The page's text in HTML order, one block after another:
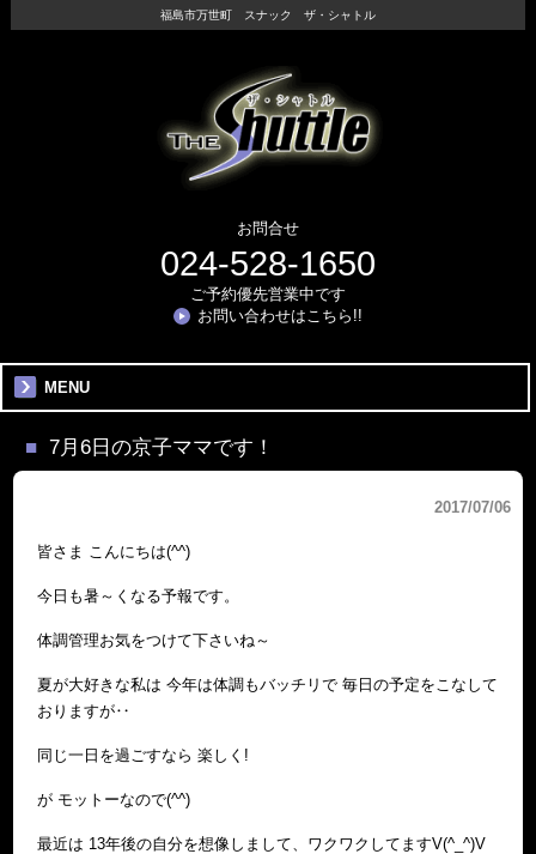
福島市万世町 スナック ザ・シャトル
お問合せ
024-528-1650
ご予約優先営業中です
お問い合わせはこちら!!
MENU
7月6日の京子ママです！
2017/07/06
皆さま こんにちは(^^)
今日も暑～くなる予報です。
体調管理お気をつけて下さいね～
夏が大好きな私は 今年は体調もバッチリで 毎日の予定をこなして
おりますが‥
同じ一日を過ごすなら 楽しく!
が モットーなので(^^)
最近は 13年後の自分を想像しまして、ワクワクしてますV(^_^)V